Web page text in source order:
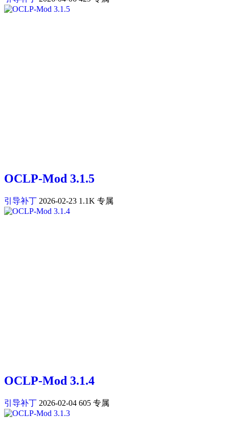
OCLP-Mod 3.1.5
引导补丁 2026-02-23 1.1K 专属
OCLP-Mod 3.1.4
引导补丁 2026-02-04 605 专属